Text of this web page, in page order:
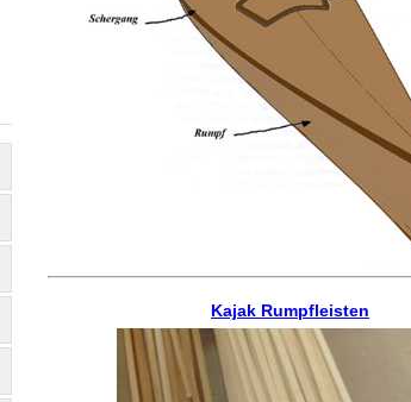
Kajak Rumpfleisten